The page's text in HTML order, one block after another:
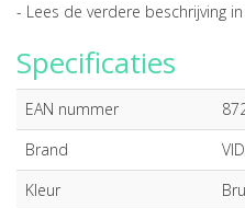
- Lees de verdere beschrijving
Specificaties
EAN nummer
Brand
Kleur